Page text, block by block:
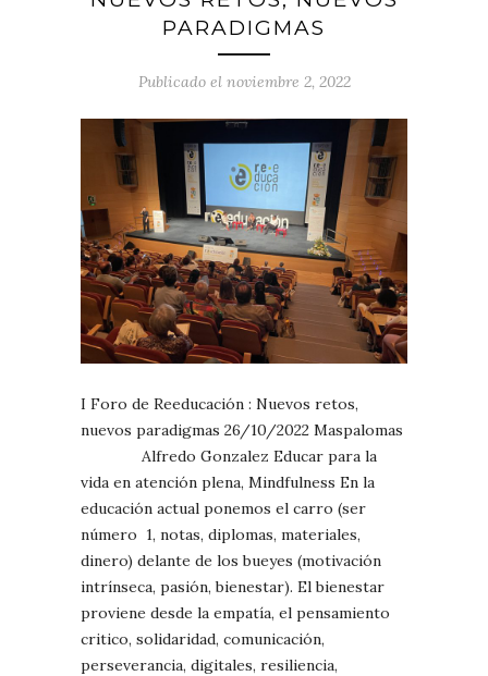
PARADIGMAS
Publicado el noviembre 2, 2022
I Foro de Reeducación : Nuevos retos,
nuevos paradigmas 26/10/2022 Maspalomas
Alfredo Gonzalez Educar para la
vida en atención plena, Mindfulness En la
educación actual ponemos el carro (ser
número 1, notas, diplomas, materiales,
dinero) delante de los bueyes (motivación
intrínseca, pasión, bienestar). El bienestar
proviene desde la empatía, el pensamiento
critico, solidaridad, comunicación,
perseverancia, digitales, resiliencia,